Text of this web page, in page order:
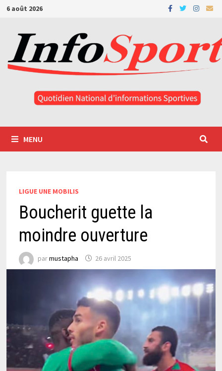
Passer
contenu
6 août 2026
MENU
LIGUE UNE MOBILIS
Boucherit guette la
moindre ouverture
parmustapha 26 avril 2025